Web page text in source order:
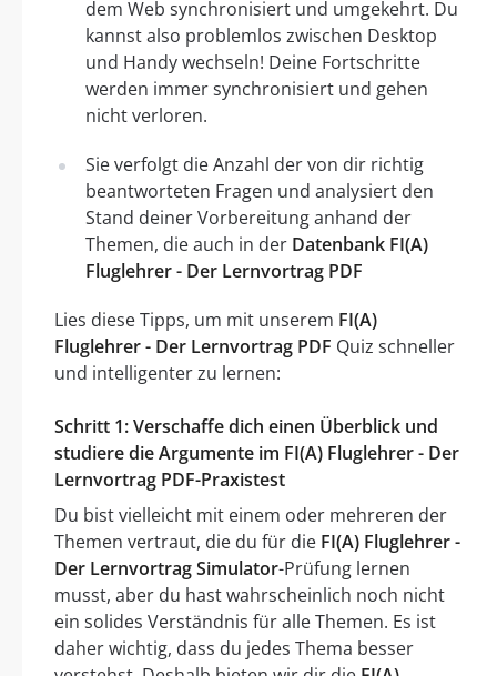
dem Web synchronisiert und umgekehrt. Du
kannst also problemlos zwischen Desktop
und Handy wechseln! Deine Fortschritte
werden immer synchronisiert und gehen
nicht verloren.
Sie verfolgt die Anzahl der von dir richtig
beantworteten Fragen und analysiert den
Stand deiner Vorbereitung anhand der
Themen, die auch in der Datenbank FI(A)
Fluglehrer - Der Lernvortrag PDF
Lies diese Tipps, um mit unserem FI(A)
Fluglehrer - Der Lernvortrag PDF Quiz schneller
und intelligenter zu lernen:
Schritt 1: Verschaffe dich einen Überblick und
studiere die Argumente im FI(A) Fluglehrer - Der
Lernvortrag PDF-Praxistest
Du bist vielleicht mit einem oder mehreren der
Themen vertraut, die du für die FI(A) Fluglehrer -
Der Lernvortrag Simulator-Prüfung lernen
musst, aber du hast wahrscheinlich noch nicht
ein solides Verständnis für alle Themen. Es ist
daher wichtig, dass du jedes Thema besser